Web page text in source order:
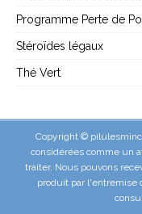
Programme Perte de
Stéroïdes légaux
Thé Vert
Copyright ©
considérées comme un
traiter. Nous pouvons
produit par l'entremise